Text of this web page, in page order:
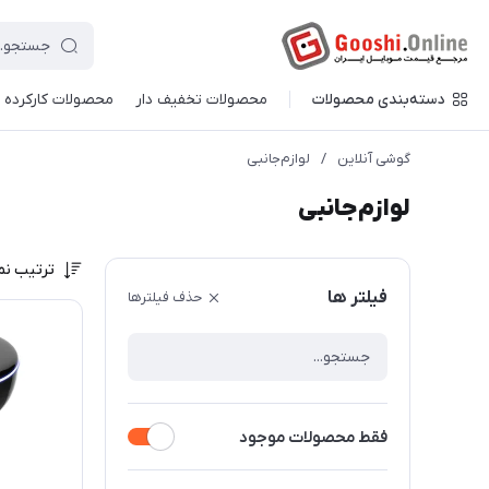
دسته‌بندی محصولات محصولات تخفیف دار محصولات کارکرده
گوشی آنلاین / لوازم‌جانبی
لوازم‌جانبی
فیلتر ها حذف فیلترها
فقط محصولات موجود
ترتیب